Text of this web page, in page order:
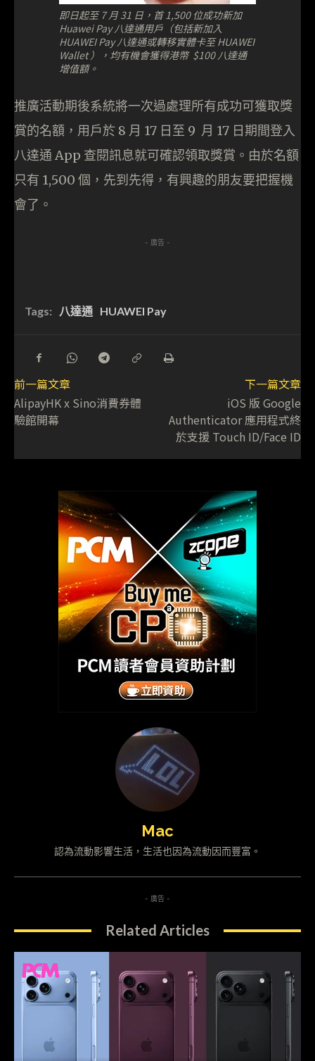
即日起至 7 月 31 日，首 1,500 位成功新加
Huawei Pay 八達通用戶（包括新加入
HUAWEI Pay 八達通或轉移實體卡至 HUAWEI
Wallet ），均有機會獲得港幣 $100 八達通
增值額。
推廣活動期後系統將一次過處理所有成功可獲取獎
賞的名額，用戶於 8 月 17 日至 9 月 17 日期間登入
八達通 App 查閱訊息就可確認領取獎賞。由於名額
只有 1,500 個，先到先得，有興趣的朋友要把握機
會了。
- 廣告 -
Tags: 八達通 HUAWEI Pay
前一篇文章
AlipayHK x Sino消費券體
驗館開幕
下一篇文章
iOS 版 Google
Authenticator 應用程式終
於支援 Touch ID/Face ID
Mac
認為流動影響生活，生活也因為流動因而豐富。
- 廣告 -
Related Articles